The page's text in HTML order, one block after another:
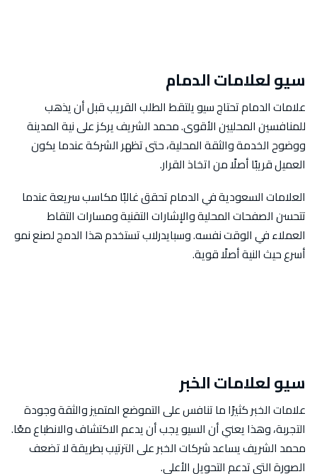
سيو لعلامات الدمام
علامات الدمام تحتاج سيو يلتقط الطلب القريب قبل أن يذهب
للمنافسين المحليين الأقوى. محمد الشريف يركز على نية المدينة
ووضوح الخدمة والثقة المحلية، حتى تظهر الشركة عندما يكون
العميل قريبًا أصلًا من اتخاذ القرار.
العلامات السعودية في الدمام تحقق غالبًا مكاسب سريعة عندما
تتحسن الصفحات المحلية والإشارات التقنية ومسارات التقاط
العملاء في الوقت نفسه. وسبايدرلاب تستخدم هذا الدمج لصنع نمو
أسرع حيث النية أصلًا قوية.
سيو لعلامات الخبر
علامات الخبر كثيرًا ما تنافس على التموضع المتميز والثقة وجودة
التجربة، وهذا يعني أن السيو يجب أن يدعم الاكتشاف والانطباع معًا.
محمد الشريف يساعد شركات الخبر على الترتيب بطريقة لا تضعف
الصورة التي تدعم التحويل الأعلى.